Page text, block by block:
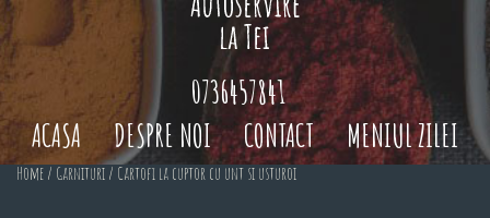
ACASA DESPRE NOI CONTACT MENIUL ZILEI
0736457841
Home / Garnituri / Cartofi la cuptor cu unt si usturoi